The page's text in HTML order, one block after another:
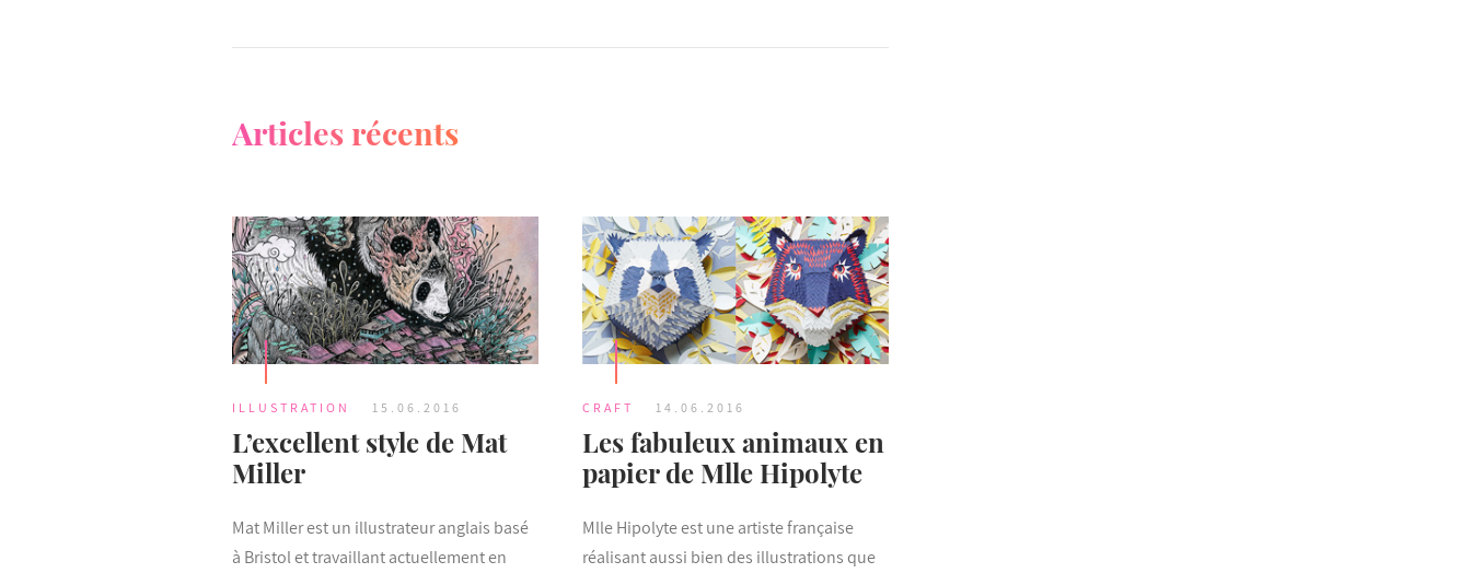
Articles récents
ILLUSTRATION 15.06.2016
L’excellent style de Mat
Miller
Mat Miller est un illustrateur anglais basé
à Bristol et travaillant actuellement en
CRAFT 14.06.2016
Les fabuleux animaux en
papier de Mlle Hipolyte
Mlle Hipolyte est une artiste française
réalisant aussi bien des illustrations que